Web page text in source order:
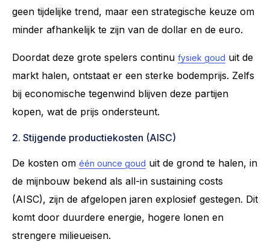
geen tijdelijke trend, maar een strategische keuze om
minder afhankelijk te zijn van de dollar en de euro.
Doordat deze grote spelers continu fysiek goud uit de
markt halen, ontstaat er een sterke bodemprijs. Zelfs
bij economische tegenwind blijven deze partijen
kopen, wat de prijs ondersteunt.
2. Stijgende productiekosten (AISC)
De kosten om één ounce goud uit de grond te halen, in
de mijnbouw bekend als all-in sustaining costs
(AISC), zijn de afgelopen jaren explosief gestegen. Dit
komt door duurdere energie, hogere lonen en
strengere milieueisen.